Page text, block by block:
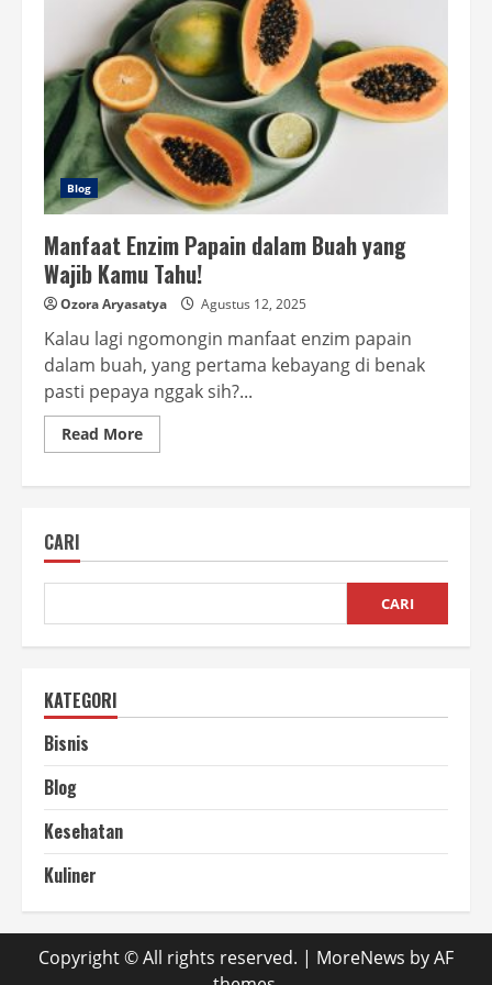
Blog
Manfaat Enzim Papain dalam Buah yang
Wajib Kamu Tahu!
Ozora Aryasatya Agustus 12, 2025
Kalau lagi ngomongin manfaat enzim papain
dalam buah, yang pertama kebayang di benak
pasti pepaya nggak sih?...
Read MoreRead
more
yang
Kamu
CARI
CARI
KATEGORI
Bisnis
Blog
Kesehatan
Kuliner
Copyright © All rights reserved. | MoreNews by AF